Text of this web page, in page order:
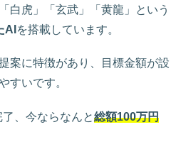
白虎」「玄武」「黄龍」という
AI を搭載しています。
案に特徴があり、目標金額が設
すいです。
、今ならなんと総額100万円